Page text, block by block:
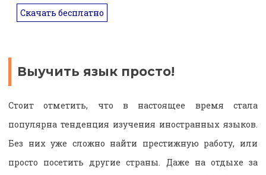
Скачать бесплатно
Выучить язык просто!
Стоит отметить, что в настоящее время стала
популярна тенденция изучения иностранных языков.
Без них уже сложно найти престижную работу, или
просто посетить другие страны. Даже на отдыхе за